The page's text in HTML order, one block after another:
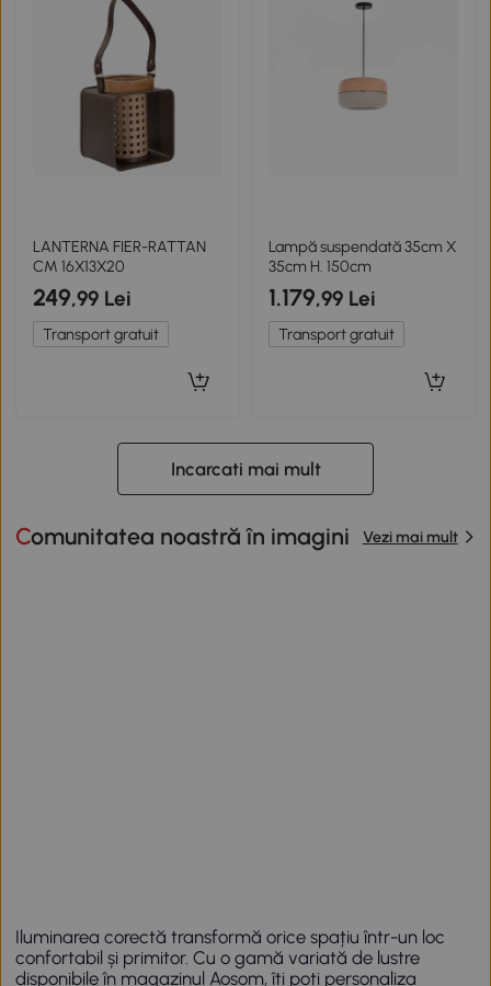
LANTERNA FIER-RATTAN
CM 16X13X20
249,99 Lei
Transport gratuit
Lampă suspendată 35cm X
35cm H. 150cm
1.179,99 Lei
Transport gratuit
Incarcati mai mult
Comunitatea noastră în imagini Vezi mai mult
Iluminarea corectă transformă orice spațiu într-un loc
confortabil și primitor. Cu o gamă variată de lustre
disponibile în magazinul Aosom, îți poți personaliza